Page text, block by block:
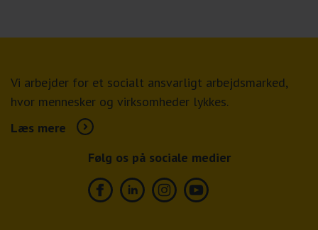
Vi arbejder for et socialt ansvarligt arbejdsmarked,
hvor mennesker og virksomheder lykkes.
Læs mere
Følg os på sociale medier